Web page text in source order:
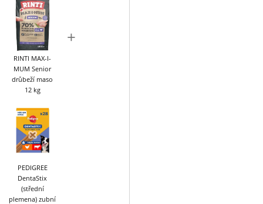
RINTI MAX-I-
MUM Senior
drůbeží maso
12 kg
+
PEDIGREE
DentaStix
(střední
plemena) zubní